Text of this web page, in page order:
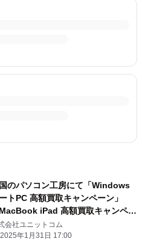
のパソコン工房にて「Windows
トPC 高額買取キャンペーン」
MacBook iPad 高額買取キャンペー
を 2月1日から2月28日まで期間限
同時開催！ 対象商品の買取が最終
会社ユニットコム
2025年1月31日 17:00